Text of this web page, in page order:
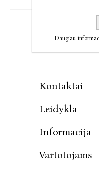
Kontaktai
Leidykla
Informacija
Vartotojams
Daugiau